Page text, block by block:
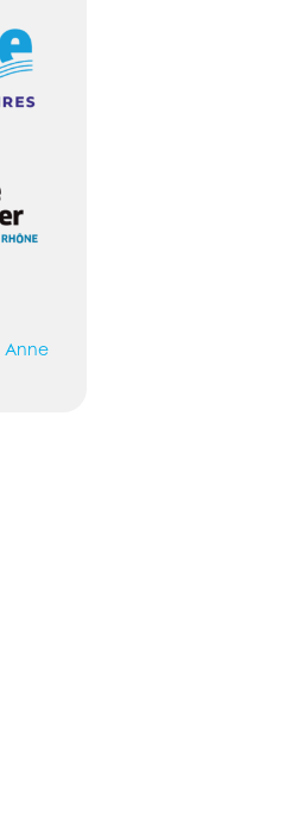
Anne